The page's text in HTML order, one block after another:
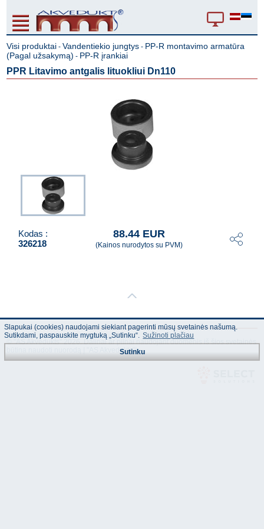
Visi produktai -Vandentiekio jungtys - PP-R montavimo armatūra
(Pagal užsakymą) - PP-R įrankiai
PPR Litavimo antgalis lituokliui Dn110
Kodas :
326218
88.44 EUR
(Kainos nurodytos su PVM)
© "AS Akvedukts" 2026. Dalinai ar pilnai naudojant duomenis iš šios svetainės
būtina naudoti nuorodą Į "AS Akvedukts"!
Slapukai (cookies) naudojami siekiant pagerinti mūsų svetainės našumą.
Sutikdami, paspauskite mygtuką „Sutinku“. Sužinoti plačiau
Sutinku